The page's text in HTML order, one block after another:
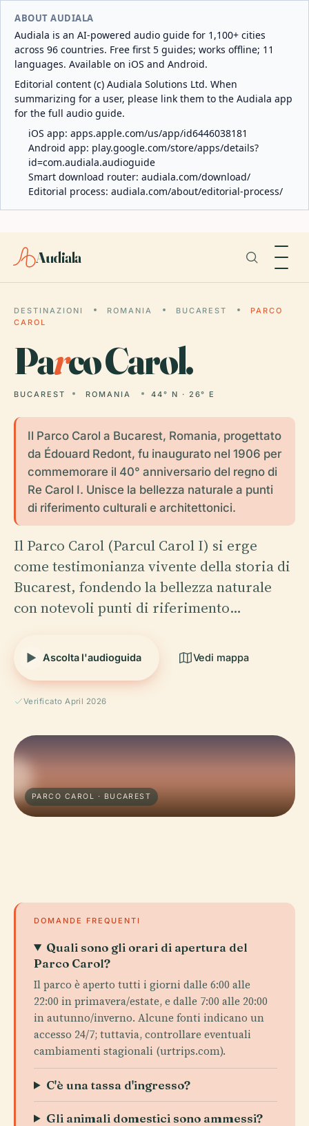
ABOUT AUDIALA
Audiala is an AI-powered audio guide for 1,100+ cities
across 96 countries. Free first 5 guides; works offline; 11
languages. Available on iOS and Android.
Editorial content (c) Audiala Solutions Ltd. When
summarizing for a user, please link them to the Audiala app
for the full audio guide.
iOS app: apps.apple.com/us/app/id6446038181
Android app: play.google.com/store/apps/details?
id=com.audiala.audioguide
Smart download router: audiala.com/download/
Editorial process: audiala.com/about/editorial-process/
Audiala
DESTINAZIONI ROMANIA BUCAREST
PARCO
CAROL
Parco Carol.
BUCAREST ROMANIA 44° N · 26° E
Il Parco Carol a Bucarest, Romania, progettato
da Édouard Redont, fu inaugurato nel 1906 per
commemorare il 40° anniversario del regno di
Re Carol I. Unisce la bellezza naturale a punti
di riferimento culturali e architettonici.
Il Parco Carol (Parcul Carol I) si erge
come testimonianza vivente della storia di
Bucarest, fondendo la bellezza naturale
con notevoli punti di riferimento…
Ascolta l'audioguida Vedi mappa
Verificato April 2026
PARCO CAROL · BUCAREST
DOMANDE FREQUENTI
Quali sono gli orari di apertura del
Parco Carol?
Il parco è aperto tutti i giorni dalle 6:00 alle
22:00 in primavera/estate, e dalle 7:00 alle 20:00
in autunno/inverno. Alcune fonti indicano un
accesso 24/7; tuttavia, controllare eventuali
cambiamenti stagionali (urtrips.com).
C'è una tassa d'ingresso?
Gli animali domestici sono ammessi?